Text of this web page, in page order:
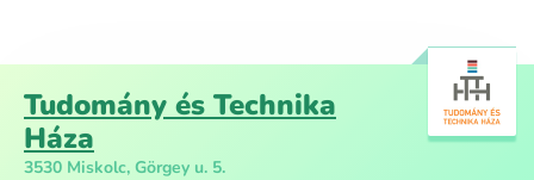
Tudomány és Technika
Háza
3530 Miskolc, Görgey u. 5.